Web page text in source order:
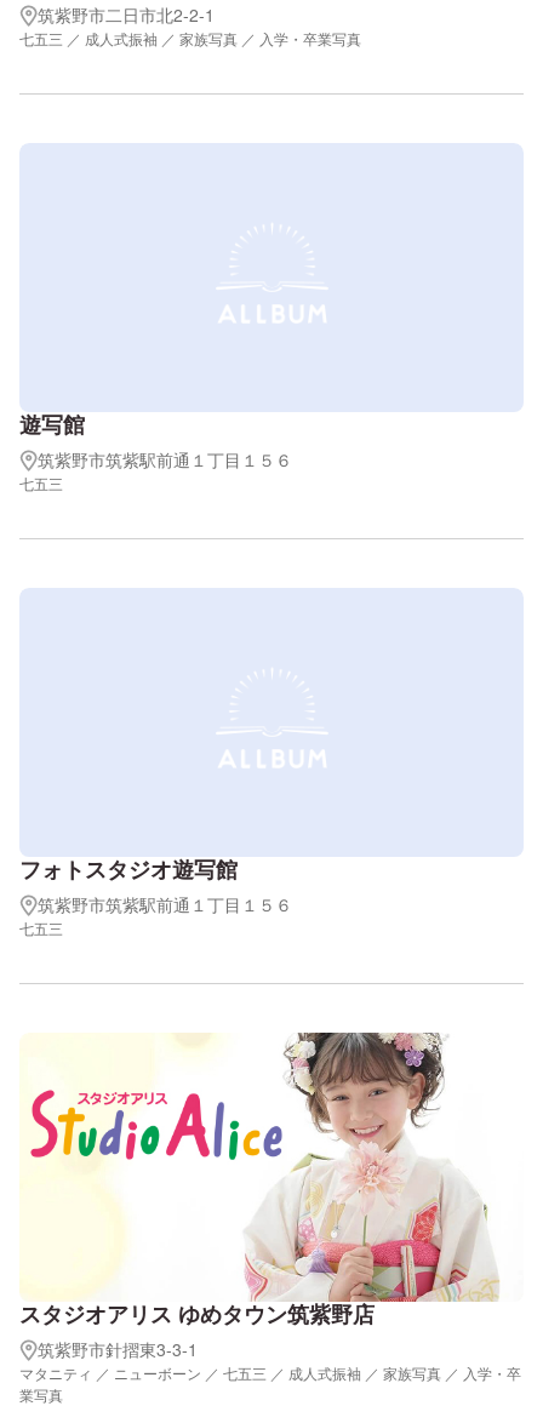
筑紫野市二日市北2-2-1
七五三 ／ 成人式振袖 ／ 家族写真 ／ 入学・卒業写真
遊写館
筑紫野市筑紫駅前通１丁目１５６
七五三
フォトスタジオ遊写館
筑紫野市筑紫駅前通１丁目１５６
七五三
スタジオアリス ゆめタウン筑紫野店
筑紫野市針摺東3-3-1
マタニティ ／ ニューボーン ／ 七五三 ／ 成人式振袖 ／ 家族写真 ／ 入学・卒
業写真